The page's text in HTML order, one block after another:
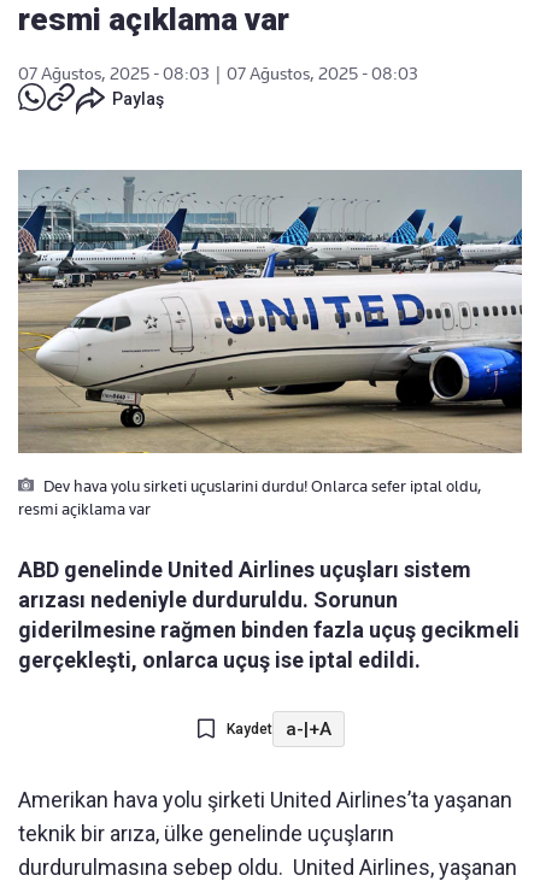
resmi açıklama var
07 Ağustos, 2025 - 08:03
07 Ağustos, 2025 - 08:03
Paylaş
Dev hava yolu sirketi uçuslarini durdu! Onlarca sefer iptal oldu,
resmi açiklama var
ABD genelinde United Airlines uçuşları sistem
arızası nedeniyle durduruldu. Sorunun
giderilmesine rağmen binden fazla uçuş gecikmeli
gerçekleşti, onlarca uçuş ise iptal edildi.
Kaydet a-|+A
Amerikan hava yolu şirketi United Airlines’ta yaşanan
teknik bir arıza, ülke genelinde uçuşların
durdurulmasına sebep oldu. United Airlines, yaşanan